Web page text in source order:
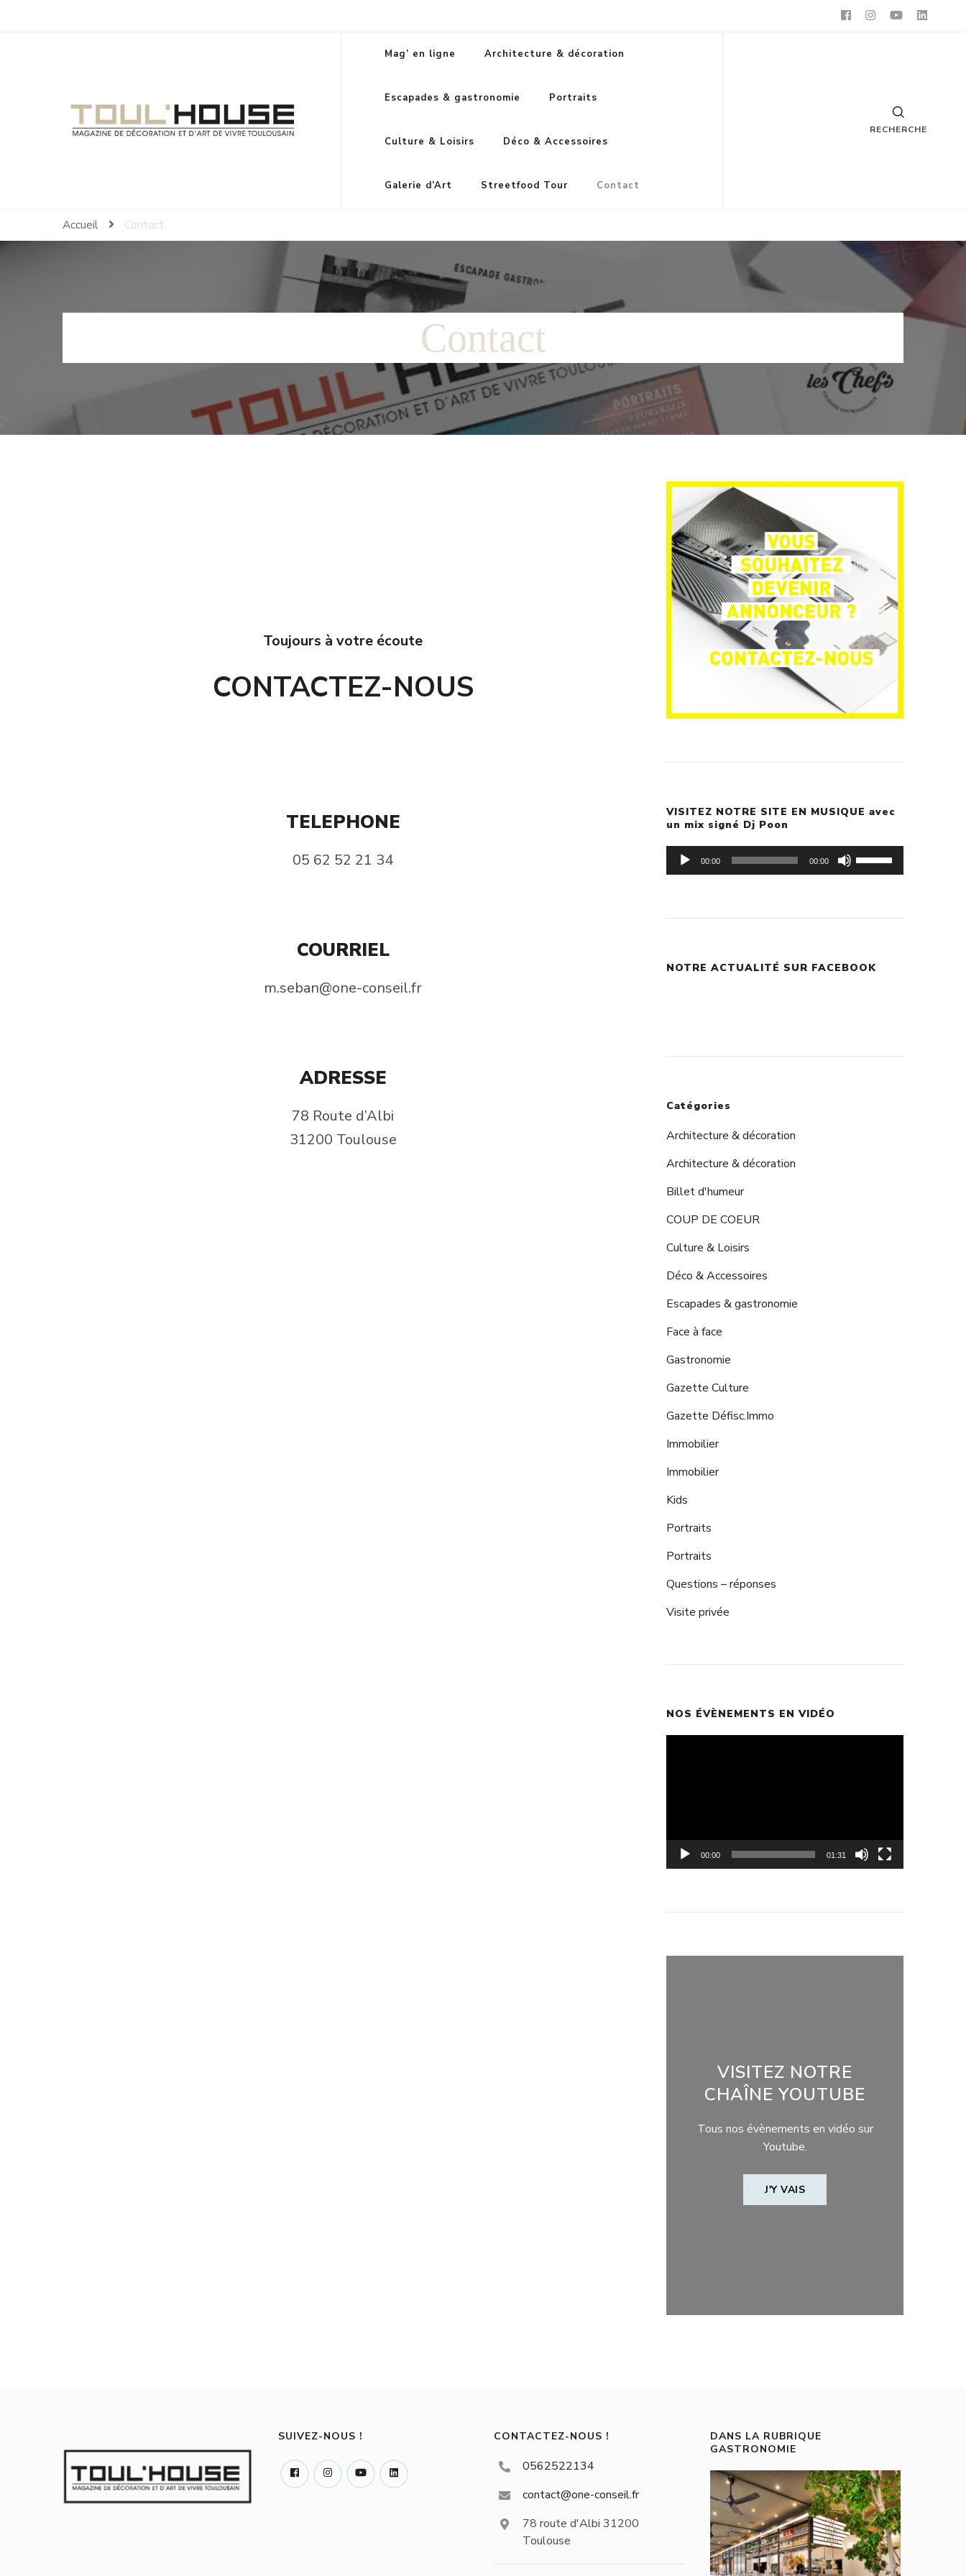
Toul'House
Magazine de Décoration et d'Art de Vivre.
Mag’ en ligne Architecture & décoration
Escapades & gastronomie Portraits
Culture & Loisirs Déco & Accessoires
Galerie d’Art Streetfood Tour Contact
RECHERCHE
Accueil Contact
Contact
Toujours à votre écoute
CONTACTEZ-NOUS
TELEPHONE
05 62 52 21 34
COURRIEL
m.seban@one-conseil.fr
ADRESSE
78 Route d’Albi
31200 Toulouse
VISITEZ NOTRE SITE EN MUSIQUE avec
un mix signé Dj Poon
Lecteur
audio
00:00 00:00
Utilisez
augmenter
NOTRE ACTUALITÉ SUR FACEBOOK
Catégories
Architecture & décoration
Architecture & décoration
Billet d'humeur
COUP DE COEUR
Culture & Loisirs
Déco & Accessoires
Escapades & gastronomie
Face à face
Gastronomie
Gazette Culture
Gazette Défisc.Immo
Immobilier
Immobilier
Kids
Portraits
Portraits
Questions – réponses
Visite privée
NOS ÉVÈNEMENTS EN VIDÉO
00:00 01:31
VISITEZ NOTRE
CHAÎNE YOUTUBE
Tous nos évènements en vidéo sur
Youtube.
J'Y VAIS
SUIVEZ-NOUS ! CONTACTEZ-NOUS !
0562522134
contact@one-conseil.fr
78 route d'Albi 31200
Toulouse
DANS LA RUBRIQUE
GASTRONOMIE